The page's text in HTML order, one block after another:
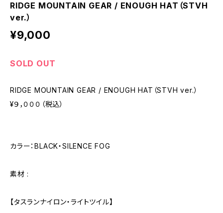
RIDGE MOUNTAIN GEAR / ENOUGH HAT（STVH
ver.）
¥9,000
SOLD OUT
RIDGE MOUNTAIN GEAR / ENOUGH HAT（STVH ver.）
¥９，０００（税込）
カラー：BLACK・SILENCE FOG
素材 :
【タスランナイロン・ライトツイル】